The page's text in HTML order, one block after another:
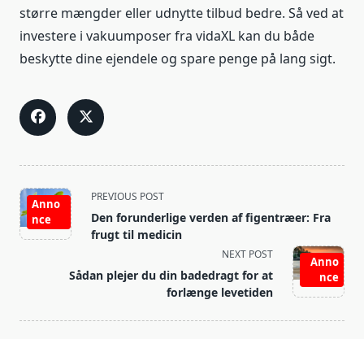
større mængder eller udnytte tilbud bedre. Så ved at
investere i vakuumposer fra vidaXL kan du både
beskytte dine ejendele og spare penge på lang sigt.
<span
class="nav-
subtitle
Anno
nce
PREVIOUS POST
Den forunderlige verden af figentræer: Fra
frugt til medicin
Anno
nce
NEXT POST
Sådan plejer du din badedragt for at
forlænge levetiden